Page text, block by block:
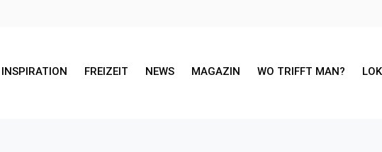
INSPIRATION FREIZEIT NEWS MAGAZIN WO TRIFFT MAN?